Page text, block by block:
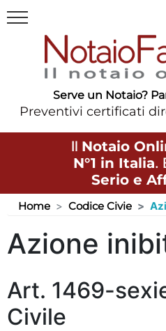
Serve un Notaio?
Preventivi certificati
Il Notaio
N°1 in Italia.
Serio e
Home Codice Civie
Azione
Art. 1469-
Civile